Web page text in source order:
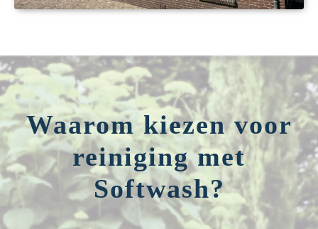
Waarom kiezen voor
reiniging met
Softwash?